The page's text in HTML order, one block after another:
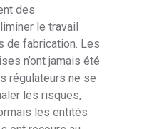
des
le travail
de fabrication. Les
n’ont jamais été
régulateurs ne se
les risques,
les entités